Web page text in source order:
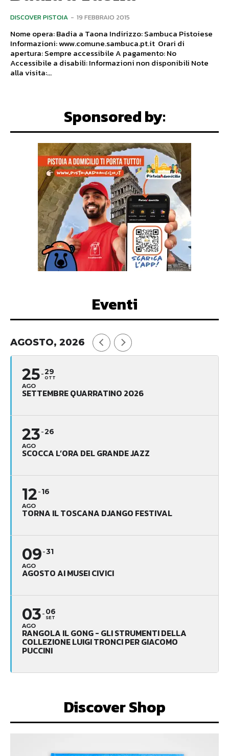
DISCOVER PISTOIA - 19 FEBBRAIO 2015
Nome opera: Badia a Taona Indirizzo: Sambuca Pistoiese
Informazioni: www.comune.sambuca.pt.it Orari di
apertura: Sempre accessibile A pagamento: No
Accessibile a disabili: Informazioni non disponibili Note
alla visita:...
Sponsored by:
Eventi
AGOSTO, 2026
25
AGO
29
OTT
SETTEMBRE QUARRATINO 2026
23
AGO
26
SCOCCA L’ORA DEL GRANDE JAZZ
12
AGO
16
TORNA IL TOSCANA DJANGO FESTIVAL
09
AGO
31
AGOSTO AI MUSEI CIVICI
03
AGO
06
SET
RANGOLA IL GONG - GLI STRUMENTI DELLA
COLLEZIONE LUIGI TRONCI PER GIACOMO
PUCCINI
Discover Shop